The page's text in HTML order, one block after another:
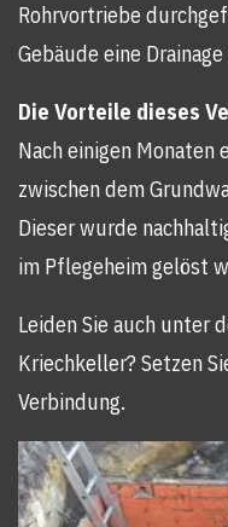
Rohrvortriebe
Gebäude eine
Die Vorteile dieses
Nach einigen
zwischen dem
Dieser wurde
im Pflegeheim gelöst
Leiden Sie auch unter
Kriechkeller? Setzen
Verbindung.